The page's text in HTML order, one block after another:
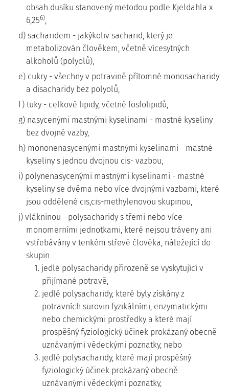
obsah dusíku stanovený metodou podle Kjeldahla x
6,256),
d) sacharidem - jakýkoliv sacharid, který je
metabolizován člověkem, včetně vícesytných
alkoholů (polyolů),
e) cukry - všechny v potravině přítomné monosacharidy
a disacharidy bez polyolů,
f) tuky - celkové lipidy, včetně fosfolipidů,
g) nasycenými mastnými kyselinami - mastné kyseliny
bez dvojné vazby,
h) mononenasycenými mastnými kyselinami - mastné
kyseliny s jednou dvojnou cis- vazbou,
i) polynenasycenými mastnými kyselinami - mastné
kyseliny se dvěma nebo více dvojnými vazbami, které
jsou oddělené cis,cis-methylenovou skupinou,
j) vlákninou - polysacharidy s třemi nebo více
monomerními jednotkami, které nejsou tráveny ani
vstřebávány v tenkém střevě člověka, náležející do
skupin
1. jedlé polysacharidy přirozeně se vyskytující v
přijímané potravě,
2. jedlé polysacharidy, které byly získány z
potravních surovin fyzikálními, enzymatickými
nebo chemickými prostředky a které mají
prospěšný fyziologický účinek prokázaný obecně
uznávanými vědeckými poznatky, nebo
3. jedlé polysacharidy, které mají prospěšný
fyziologický účinek prokázaný obecně
uznávanými vědeckými poznatky,